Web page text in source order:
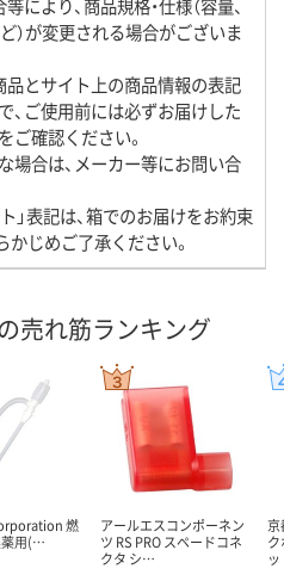
により、商品規格・仕様（容量、
）が変更される場合がございま
品とサイト上の商品情報の表記
、ご使用前には必ずお届けした
ご確認ください。
場合は、メーカー等にお問い合
」表記は、箱でのお届けをお約束
じめご了承ください。
売れ筋ランキング
燃
薬用(…
アールエスコンポーネン
ツ RS PRO スペードコネ
クタ シ…
京